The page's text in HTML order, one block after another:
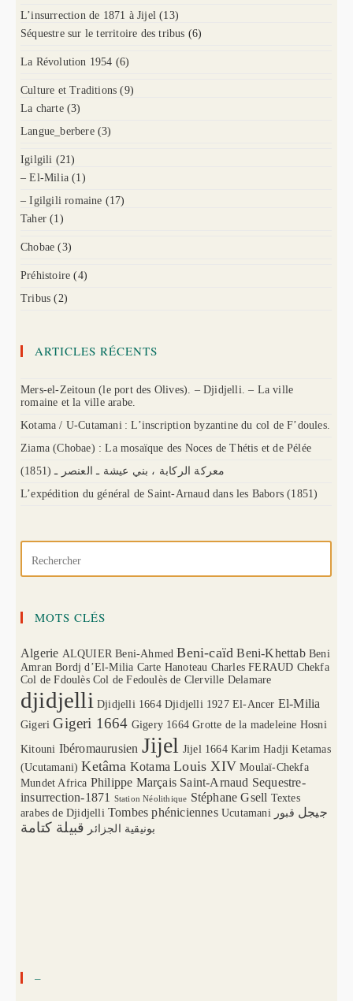
L’insurrection de 1871 à Jijel (13)
Séquestre sur le territoire des tribus (6)
La Révolution 1954 (6)
Culture et Traditions (9)
La charte (3)
Langue_berbere (3)
Igilgili (21)
– El-Milia (1)
– Igilgili romaine (17)
Taher (1)
Chobae (3)
Préhistoire (4)
Tribus (2)
ARTICLES RÉCENTS
Mers-el-Zeitoun (le port des Olives). – Djidjelli. – La ville
romaine et la ville arabe.
Kotama / U-Cutamani : L’inscription byzantine du col de F’doules.
Ziama (Chobae) : La mosaïque des Noces de Thétis et de Pélée
(1851) معركة الركابة ، بني عيشة ـ العنصر ـ
L’expédition du général de Saint-Arnaud dans les Babors (1851)
MOTS CLÉS
Algerie ALQUIER Beni-Ahmed Beni-caïd Beni-Khettab Beni
Amran Bordj d’El-Milia Carte Hanoteau Charles FERAUD Chekfa
Col de Fdoulès Col de Fedoulès de Clerville Delamare
djidjelli Djidjelli 1664 Djidjelli 1927 El-Ancer El-Milia
Gigeri Gigeri 1664 Gigery 1664 Grotte de la madeleine Hosni
Kitouni Ibéromaurusien Jijel Jijel 1664 Karim Hadji Ketamas
(Ucutamani) Ketâma Kotama Louis XIV Moulaï-Chekfa
Mundet Africa Philippe Marçais Saint-Arnaud Sequestre-
insurrection-1871
Station Néolithique Stéphane Gsell Textes
arabes de Djidjelli Tombes phéniciennes Ucutamani جيجل قبور
بونيقية الجزائر قبيلة كتامة
–